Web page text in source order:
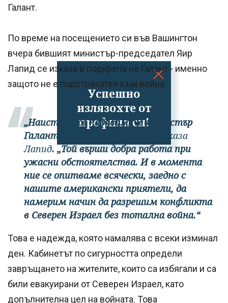
Успешно
излязохте от
профила си!
Галант.
По време на посещението си във Вашингтон
вчера бившият министър-председател Яир
Лапид се изказа в подкрепа на Галант - именно
защото не е подстрекател към война.
„Наистина се надявам, че министър
Галант няма да бъде уволнен“,
каза
Лапид. „Той върши добра работа при
ужасни обстоятелства. И в момента
ние се опитваме всячески, заедно с
нашите американски приятели, да
намерим начин да разрешим конфликта
в Северен Израел без тотална война.“
Това е надежда, която намалява с всеки изминал
ден. Кабинетът по сигурността определи
завръщането на жителите, които са избягали и са
били евакуирани от Северен Израел, като
допълнителна цел на войната. Това